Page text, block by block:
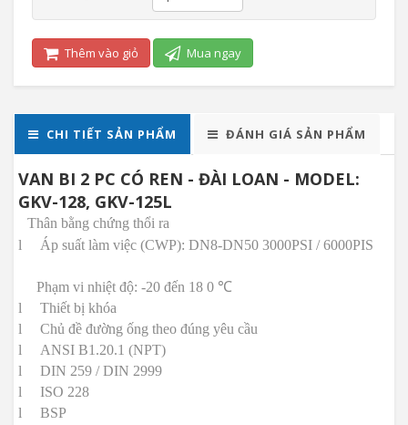
Thêm vào giỏ Mua ngay
CHI TIẾT SẢN PHẨM ĐÁNH GIÁ SẢN PHẨM
VAN BI 2 PC CÓ REN - ĐÀI LOAN - MODEL:
GKV-128, GKV-125L
Thân bằng chứng thổi ra
l
Áp suất làm việc (CWP): DN8-DN50 3000PSI / 6000PIS
Phạm vi nhiệt độ: -20 đến 18 0 ℃
l
Thiết bị khóa
l
Chủ đề đường ống theo đúng yêu cầu
l
ANSI B1.20.1 (NPT)
l
DIN 259 / DIN 2999
l
ISO 228
l
BSP